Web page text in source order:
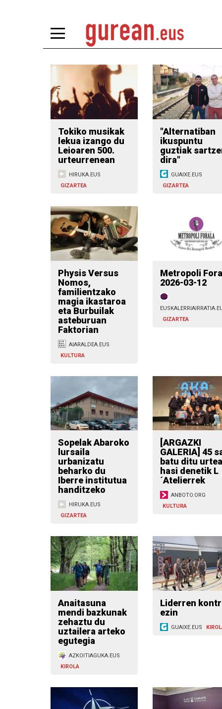
Tokiko musikak
lekua izango du
Leioaren 500.
urteurrenean
HIRUKA.EUS
GIZARTEA
"Alternatiban
ikuspuntu
guztiak
dira"
GUAIXE.EUS
GIZARTEA
Physis Versus
Nomos,
familientzako
magia ikastaroa
eta Burbuilak
asteburuan
Faktorian
AIARALDEA.EUS
KULTURA
Metropoli
2026-03-12
GIZARTEA
Sopelak Abaroko
lursaila
urbanizatu
beharko du
Iberre institutua
handitzeko
HIRUKA.EUS
GIZARTEA
[ARGAZKI
GALERIA] 45
batu ditu urtea
hasi denetik L
´Atelierrek
ANBOTO.ORG
KULTURA
Anaitasuna
mendi bazkunak
zehaztu du
uztailera arteko
egutegia
AZKOITIAGUKA.EUS
KIROLA
Liderren
ezin
GUAIXE.EUS